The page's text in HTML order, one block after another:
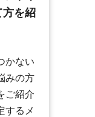
方を紹
かない
みの方
ご紹介
するメ